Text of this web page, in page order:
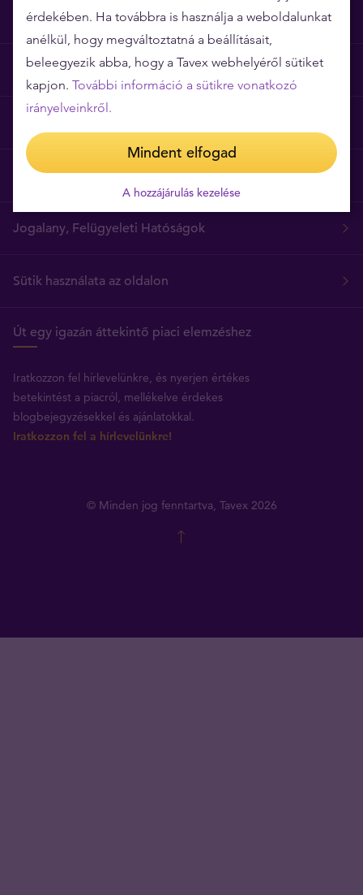
Miért épp a Tavex?
Árgarancia
Általános szerződési feltételek
Jogalany, Felügyeleti Hatóságok
Sütik használata az oldalon
Út egy igazán áttekintő piaci elemzéshez
Iratkozzon fel hírlevelünkre, és nyerjen értékes
betekintést a piacról, mellékelve érdekes
blogbejegyzésekkel és ajánlatokkal.
Iratkozzon fel a hírlevelünkre!
© Minden jog fenntartva, Tavex 2026
érdekében. Ha továbbra is használja a weboldalunkat
anélkül, hogy megváltoztatná a beállításait,
beleegyezik abba, hogy a Tavex webhelyéről sütiket
kapjon. További információ a sütikre vonatkozó
irányelveinkről.
Mindent elfogad
A hozzájárulás kezelése